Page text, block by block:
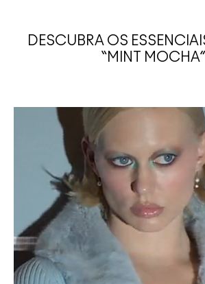
DESCUBRA OS
“MINT MOCHA”